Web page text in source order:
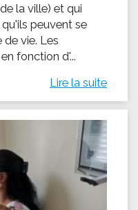
la ville) et qui
peuvent se
vie. Les
fonction d'...
Lire la suite